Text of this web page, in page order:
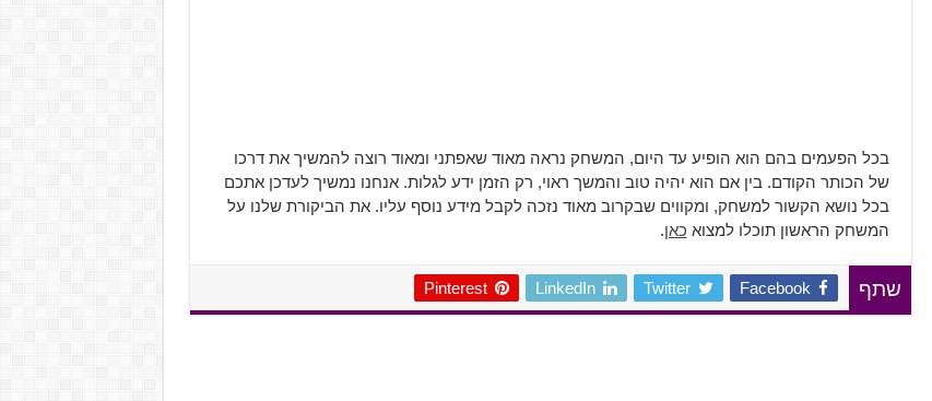
בכל הפעמים בהם הוא הופיע עד היום, המשחק נראה מאוד שאפתני ומאוד רוצה להמשיך את דרכו
של הכותר הקודם. בין אם הוא יהיה טוב והמשך ראוי, רק הזמן ידע לגלות. אנחנו נמשיך לעדכן אתכם
בכל נושא הקשור למשחק, ומקווים שבקרוב מאוד נזכה לקבל מידע נוסף עליו. את הביקורת שלנו על
המשחק הראשון תוכלו למצוא כאן.
שתף Facebook
Twitter
LinkedIn
Pinterest